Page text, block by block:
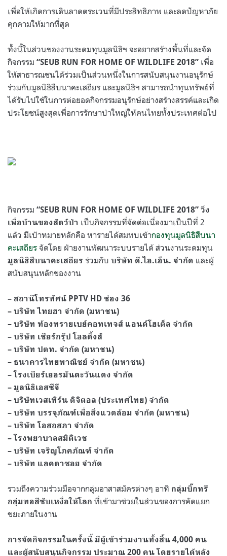
เพื่อให้เกิดการเดินลาดตระเวนที่มีประสิทธิภาพ และลดปัญหาภัย
คุกคามให้มากที่สุด
ทั้งนี้ในส่วนของงานระดมทุนมูลนิธิฯ จะอยากสร้างพื้นที่และจัด
กิจกรรม “SEUB RUN FOR HOME OF WILDLIFE 2018” เพื่อ
ให้สาธารณชนได้ร่วมเป็นส่วนหนึ่งในการสนับสนุนงานอนุรักษ์
ร่วมกับมูลนิธิสืบนาคะเสถียร และมูลนิธิฯ สามารถนำทุนทรัพย์ที่
ได้รับไปใช้ในการต่อยอดกิจกรรมอนุรักษ์อย่างสร้างสรรค์และเกิด
ประโยชน์สูงสุดเพื่อการรักษาป่าใหญ่ให้คนไทยทั้งประเทศต่อไป
กิจกรรม “SEUB RUN FOR HOME OF WILDLIFE 2018” วิ่ง
เพื่อบ้านของสัตว์ป่า เป็นกิจกรรมที่จัดต่อเนื่องมาเป็นปีที่ 2
แล้ว มีเป้าหมายหลักคือ หารายได้สมทบเข้ากองทุนมูลนิธิสืบนา
คะเสถียร จัดโดย ฝ่ายงานพัฒนาระบบรายได้ ส่วนงานระดมทุน
มูลนิธิสืบนาคะเสถียร ร่วมกับ บริษัท ดี.ไอ.เอ็น. จำกัด และผู้
สนับสนุนหลักของงาน
– สถานีโทรทัศน์ PPTV HD ช่อง 36
– บริษัท ไทยฮา จำกัด (มหาชน)
– บริษัท ท้องทรายเบย์คอทเทจส์ แอนด์โฮเต็ล จำกัด
– บริษัท เชียร์กรุ๊ป โฮลดิ้งส์
– บริษัท ปตท. จำกัด (มหาชน)
– ธนาคารไทยพาณิชย์ จำกัด (มหาชน)
– โรงเบียร์เยอรมันตะวันแดง จำกัด
– มูลนิธิเอสซีจี
– บริษัทเวสเทิร์น ดิจิตอล (ประเทศไทย) จำกัด
– บริษัท บรรจุภัณฑ์เพื่อสิ่งแวดล้อม จำกัด (มหาชน)
– บริษัท โอสถสภา จำกัด
– โรงพยาบาลสมิติเวช
– บริษัท เจริญโภคภัณฑ์ จำกัด
– บริษัท แลคตาซอย จำกัด
รวมถึงความร่วมมือจากกลุ่มอาสาสมัครต่างๆ อาทิ กลุ่มบิ๊กทรี
กลุ่มทอสีซับเหงื่อให้โลก ที่เข้ามาช่วยในส่วนของการคัดแยก
ขยะภายในงาน
การจัดกิจกรรมในครั้งนี้ มีผู้เข้าร่วมงานทั้งสิ้น 4,000 คน
และผู้สนับสนุนกิจกรรม ประมาณ 200 คน โดยรายได้หลัง